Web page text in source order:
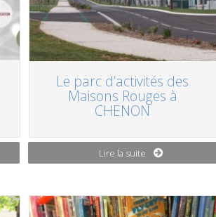
Le parc d’activités des
Maisons Rouges à
CHENON
Lire la suite